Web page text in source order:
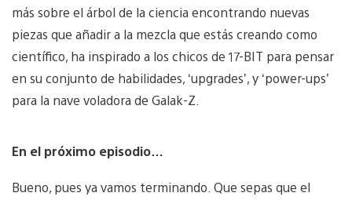
más sobre el árbol de la ciencia encontrando nuevas
piezas que añadir a la mezcla que estás creando como
científico, ha inspirado a los chicos de 17-BIT para pensar
en su conjunto de habilidades, ‘upgrades’, y ‘power-ups’
para la nave voladora de Galak-Z.
En el próximo episodio…
Bueno, pues ya vamos terminando. Que sepas que el